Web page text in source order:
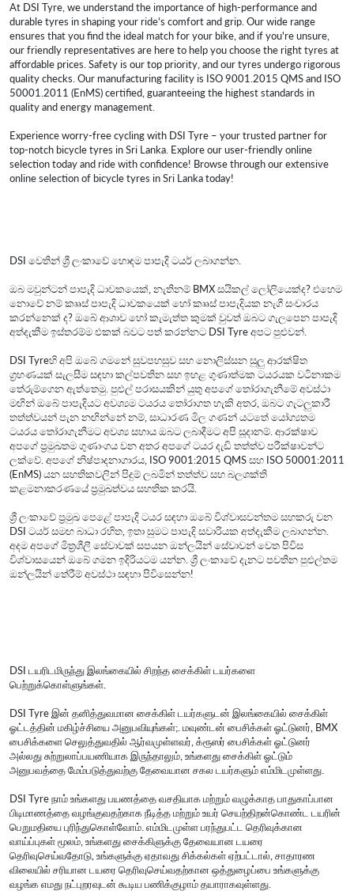
At DSI Tyre, we understand the importance of high-performance and
durable tyres in shaping your ride's comfort and grip. Our wide range
ensures that you find the ideal match for your bike, and if you're unsure,
our friendly representatives are here to help you choose the right tyres at
affordable prices. Safety is our top priority, and our tyres undergo rigorous
quality checks. Our manufacturing facility is ISO 9001.2015 QMS and ISO
50001.2011 (EnMS) certified, guaranteeing the highest standards in
quality and energy management.
Experience worry-free cycling with DSI Tyre – your trusted partner for
top-notch bicycle tyres in Sri Lanka. Explore our user-friendly online
selection today and ride with confidence! Browse through our extensive
online selection of bicycle tyres in Sri Lanka today!
DSI වෙතින් ශ්‍රී ලංකාවේ හොඳම පාපැදි ටයර් ලබාගන්න.
ඔබ මවුන්ටන් පාපැදි ධාවකයෙක්, නැතිනම් BMX සයිකල් ලෝලියෙක්ද? එහෙම
නොවේ නම් කෲස් පාපැදි ධාවකයෙක් හෝ කෲස් පාපැදියක නැගී සංචාරය
කරන්නෙක් ද? ඔබේ ආශාව හෝ කැමැත්ත කුමක් වුවත් ඔබට ගැලපෙන පාපැදි
අත්දැකීම ඉස්තරම්ම එකක් බවට පත් කරන්නට DSI Tyre අපට පුළුවන්.
DSI Tyreහි අපි ඔබේ ගමනේ සුවපහසුව සහ නොලිස්සන සුලු ආරක්ෂිත
ග්‍රහණයක් සැලසීම සඳහා කල්පවතින සහ ඉහළ ගුණාත්මක ටයරයක වටිනාකම
තේරුම්ගෙන ඇත්තෙමු. පුළුල් පරාසයකින් යුතු අපගේ තෝරාගැනීමේ අවස්ථා
මඟින් ඔබේ පාපැදියට අවශ්‍යම ටයරය තෝරාගත හැකි අතර, ඔබට ගැටලුකාරී
තත්ත්වයන් පැන නඟින්නේ නම්, සාධාරණ මිල ගණන් යටතේ යෝග්‍යතම
ටයරය තෝරාගැනීමට අවශ්‍ය සහාය ඔබට ලබාදීමට අපි සූදානම්. ආරක්ෂාව
අපගේ ප්‍රමුඛතම ගුණාංගය වන අතර අපගේ ටයර දැඩි තත්ත්ව පරීක්ෂාවන්ට
ලක්වේ. අපගේ නිෂ්පාදනාගාරය, ISO 9001:2015 QMS සහ ISO 50001:2011
(EnMS) යන සහතිකවලින් පිදුම් ලබමින් තත්ත්ව සහ බලශක්ති
කළමනාකරණයේ ප්‍රමුඛත්වය සහතික කරයි.
ශ්‍රී ලංකාවේ ප්‍රමුඛ පෙළේ පාපැදි ටයර සඳහා ඔබේ විශ්වාසවන්තම සහකරු වන
DSI ටයර් සමඟ බාධා රහිත, ඉතා සුමට පාපැදි සවාරියක අත්දැකීම ලබාගන්න.
අදම අපගේ මිත්‍රශීලී සේවාවක් සපයන ඔන්ලයින් සේවාවන් වෙත පිවිස
විශ්වාසයෙන් ඔබේ ගමන ඉදිරියටම යන්න. ශ්‍රී ලංකාවේ දැනට පවතින පුළුල්තම
ඔන්ලයින් තේරීම් අවස්ථා සඳහා පිවිසෙන්න!
DSI டயரிடமிருந்து இலங்கையில் சிறந்த சைக்கிள் டயர்களை
பெற்றுக்கொள்ளுங்கள்.
DSI Tyre இன் தனித்துவமான சைக்கிள் டயர்களுடன் இலங்கையில் சைக்கிள்
ஓட்டத்தின் மகிழ்ச்சியை அனுபவியுங்கள்;. மவுண்டன் பைசிக்கள் ஓட்டுனர், BMX
பைசிக்களை செலுத்துவதில் ஆர்வமுள்ளவர், க்ரூஸர் பைசிக்கள் ஓட்டுனர்
அல்லது சுற்றுலாப்பயணியாக இருந்தாலும், உங்களது சைக்கிள் ஓட்டும்
அனுபவத்தை மேம்படுத்துவற்கு தேவையான சகல டயர்களும் எம்மிடமுள்ளது.
DSI Tyre நாம் உங்களது பயணத்தை வசதியாக மற்றும் வழுக்காத பாதுகாப்பான
பிடிமாணத்தை வழங்குவதற்காக நீடித்த மற்றும் உயர் செயற்திறன்கொண்ட டயரின்
பெறுமதியை புரிந்துகொள்வோம். எம்மிடமுள்ள பரந்துபட்ட தெரிவுக்கான
வாய்ப்புகள் மூலம், உங்களது சைக்கிளுக்கு தேவையான டயரை
தெரிவுசெய்வதோடு, உங்களுக்கு ஏதாவது சிக்கல்கள் ஏற்பட்டால், சாதாரண
விலையில் சரியான டயரை தெரிவுசெய்வதற்கான ஒத்துழைப்பை உங்களுக்கு
வழங்க எமது நட்புறரவுடன் கூடிய பணிக்குழாம் தயாராகவுள்ளது.